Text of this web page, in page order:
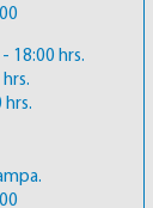
- 18:00 hrs.
hrs.